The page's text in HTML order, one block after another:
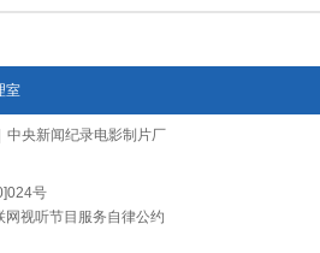
室
中央新闻纪录电影制片厂
号
网视听节目服务自律公约